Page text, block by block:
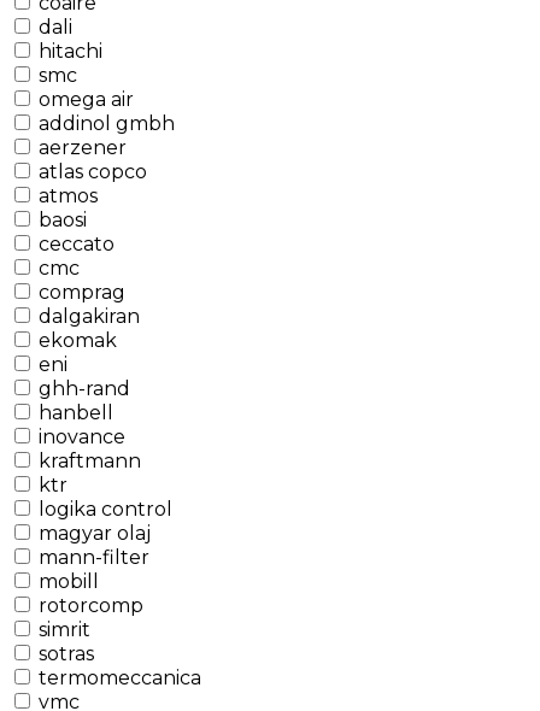
dali
hitachi
smc
omega air
addinol gmbh
aerzener
atlas copco
atmos
baosi
ceccato
cmc
comprag
dalgakiran
ekomak
eni
ghh-rand
hanbell
inovance
kraftmann
ktr
logika control
magyar olaj
mann-filter
mobill
rotorcomp
simrit
sotras
termomeccanica
vmc